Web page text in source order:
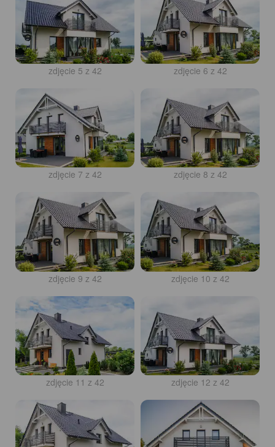
zdjęcie 5 z 42 zdjęcie 6 z 42
zdjęcie 7 z 42 zdjęcie 8 z 42
zdjęcie 9 z 42 zdjęcie 10 z 42
zdjęcie 11 z 42 zdjęcie 12 z 42